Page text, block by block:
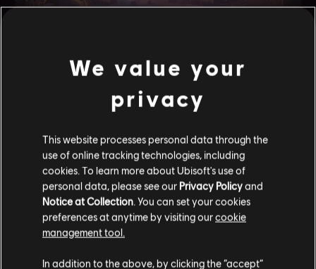
OREGON
przychodzi kolej na Oregon. W tym przypadku wprawdzie
zmieniliśmy mocno mapę, ale zrobiliśmy to za pomocą
niewielkich posunięć, więc nie będziecie mieli problemu z
rozpoznaniem poszczególnych fragmentów poziomu
podczas dostosowywania się do nowego balansu mapy.
Wraz z aktualizacją wyglądu większość obszarów stała się
bardziej otwarta i uporządkowana, ale na mapie pojawiły się
teraz bezpośrednie połączenie z kuchnią na parterze dzięki
We value your
privacy
This website processes personal data through the
use of online tracking technologies, including
cookies. To learn more about Ubisoft's use of
personal data, please see our Privacy Policyand
Notice at Collection. You can set your cookies
preferences at anytime by visiting ourcookie
management tool.
In addition to the above, by clicking the “accept”